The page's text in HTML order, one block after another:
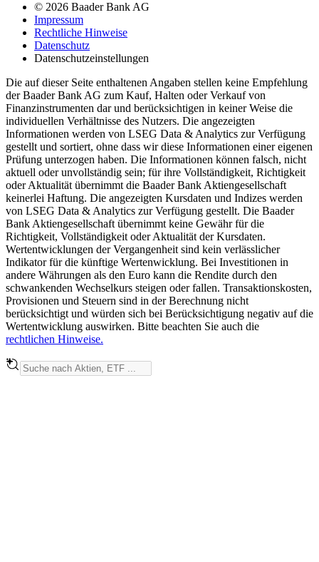
© 2026 Baader Bank AG
Impressum
Rechtliche Hinweise
Datenschutz
Datenschutzeinstellungen
Die auf dieser Seite enthaltenen Angaben stellen keine Empfehlung
der Baader Bank AG zum Kauf, Halten oder Verkauf von
Finanzinstrumenten dar und berücksichtigen in keiner Weise die
individuellen Verhältnisse des Nutzers. Die angezeigten
Informationen werden von LSEG Data & Analytics zur Verfügung
gestellt und sortiert, ohne dass wir diese Informationen einer eigenen
Prüfung unterzogen haben. Die Informationen können falsch, nicht
aktuell oder unvollständig sein; für ihre Vollständigkeit, Richtigkeit
oder Aktualität übernimmt die Baader Bank Aktiengesellschaft
keinerlei Haftung. Die angezeigten Kursdaten und Indizes werden
von LSEG Data & Analytics zur Verfügung gestellt. Die Baader
Bank Aktiengesellschaft übernimmt keine Gewähr für die
Richtigkeit, Vollständigkeit oder Aktualität der Kursdaten.
Wertentwicklungen der Vergangenheit sind kein verlässlicher
Indikator für die künftige Wertenwicklung. Bei Investitionen in
andere Währungen als den Euro kann die Rendite durch den
schwankenden Wechselkurs steigen oder fallen. Transaktionskosten,
Provisionen und Steuern sind in der Berechnung nicht
berücksichtigt und würden sich bei Berücksichtigung negativ auf die
Wertentwicklung auswirken. Bitte beachten Sie auch die
rechtlichen Hinweise.